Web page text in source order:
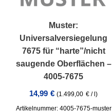
Muster:
Universalversiegelung
7675 für “harte”/nicht
saugende Oberflächen –
4005-7675
14,99 € (1.499,00 € /l)
Artikelnummer: 4005-7675-muster